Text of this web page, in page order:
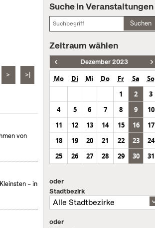
> >|
von
– in
Suche in Veranstaltungen
Suchen
Zeitraum wählen
Dezember 2023
Mo Di Mi Do Fr Sa
So
1
2
3
4
5 6 7 8 9
10
11
12 13 14 15 16
17
18
19 20 21 22 23
24
25
26 27 28 29 30 31
oder
Stadtbezirk
oder